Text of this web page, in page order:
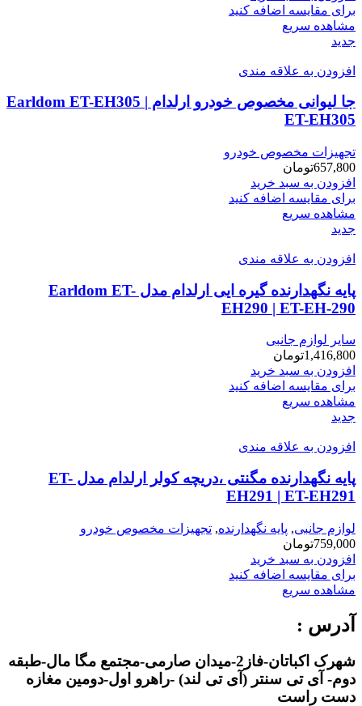
برای مقایسه اضافه کنید
مشاهده سریع
جدید
افزودن به علاقه مندی
جا لیوانی مخصوص خودرو ارلدام Earldom ET-EH305 |
ET-EH305
تجهیزات مخصوص خودرو
657,800تومان
افزودن به سبد خرید
برای مقایسه اضافه کنید
مشاهده سریع
جدید
افزودن به علاقه مندی
پایه نگهدارنده گیره ایی ارلدام مدل Earldom ET-
EH290 | ET-EH-290
سایر لوازم جانبی
1,416,800تومان
افزودن به سبد خرید
برای مقایسه اضافه کنید
مشاهده سریع
جدید
افزودن به علاقه مندی
پایه نگهدارنده مگنتی ،دریچه کولر ارلدام مدل ET-
EH291 | ET-EH291
لوازم جانبی, پایه نگهدارنده, تجهیزات مخصوص خودرو
759,000تومان
افزودن به سبد خرید
برای مقایسه اضافه کنید
مشاهده سریع
آدرس :
شهرک اکباتان-فاز2-میدان صارمی-مجتمع مگا مال-طبقه
دوم- آی تی سنتر (آی تی لند) -راهرو اول-دومین مغازه
دست راست